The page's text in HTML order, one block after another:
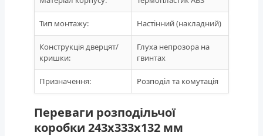
Тип монтажу: Настінний (накладний)
Конструкція дверцят/
кришки:
Глуха непрозора на
гвинтах
Призначення: Розподіл та комутація
Переваги розподільчої
коробки 243x333x132 мм